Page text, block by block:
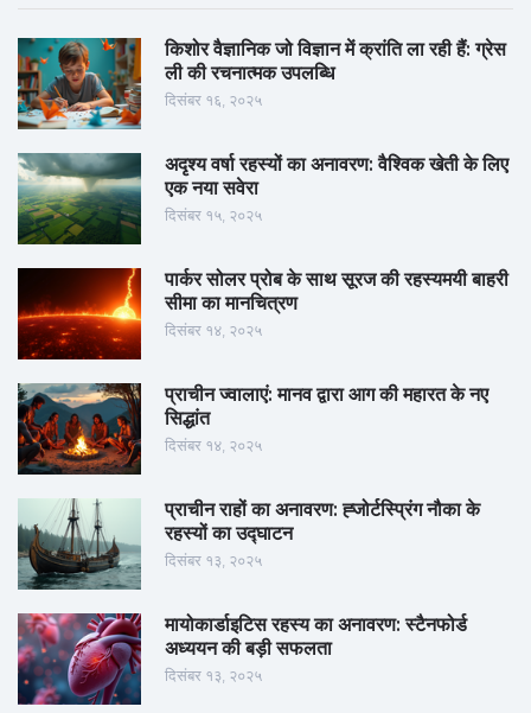
किशोर वैज्ञानिक जो विज्ञान में क्रांति ला रही हैं: ग्रेस
ली की रचनात्मक उपलब्धि
दिसंबर १६, २०२५
अदृश्य वर्षा रहस्यों का अनावरण: वैश्विक खेती के लिए
एक नया सवेरा
दिसंबर १५, २०२५
पार्कर सोलर प्रोब के साथ सूरज की रहस्यमयी बाहरी
सीमा का मानचित्रण
दिसंबर १४, २०२५
प्राचीन ज्वालाएं: मानव द्वारा आग की महारत के नए
सिद्धांत
दिसंबर १४, २०२५
प्राचीन राहों का अनावरण: ह्जोर्टस्प्रिंग नौका के
रहस्यों का उद्घाटन
दिसंबर १३, २०२५
मायोकार्डाइटिस रहस्य का अनावरण: स्टैनफोर्ड
अध्ययन की बड़ी सफलता
दिसंबर १३, २०२५